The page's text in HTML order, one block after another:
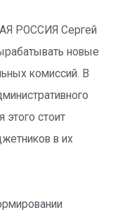
РОССИЯ Сергей
новые
комиссий. В
этого стоит
в их